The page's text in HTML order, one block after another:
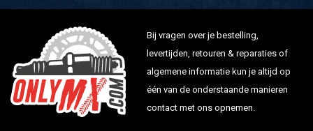
Bij vragen over je bestelling,
levertijden, retouren & reparaties of
algemene informatie kun je altijd op
één van de onderstaande manieren
contact met ons opnemen.